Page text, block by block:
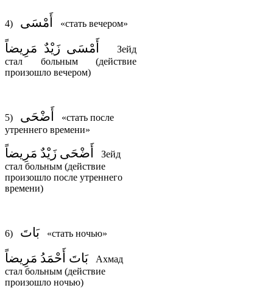
4) أَمْسَى «стать вечером»
أَمْسَى زَيْدٌ مَرِيضاً
Зейд
стал больным (действие
произошло вечером)
5) أَضْحَى
«стать после
утреннего времени»
أَضْحَى زَيْدٌ مَرِيضاً
Зейд
стал больным (действие
произошло после утреннего
времени)
6) بَاتَ «стать ночью»
بَاتَ أَحْمَدُ مَرِيضاً Ахмад
стал больным (действие
произошло ночью)